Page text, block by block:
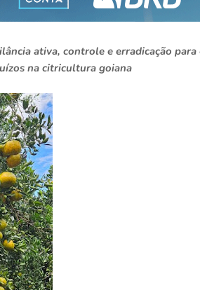
ativa, controle e erradicação
na citricultura goiana